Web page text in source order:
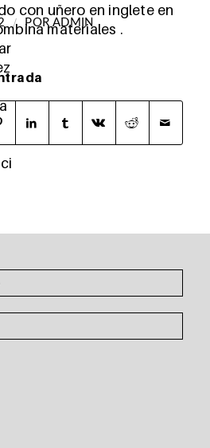
con uñero en inglete en
materiales .
/ PORADMIN